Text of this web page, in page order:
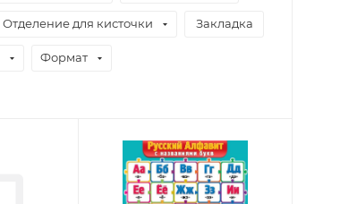
Отделение для кисточки Закладка
Формат